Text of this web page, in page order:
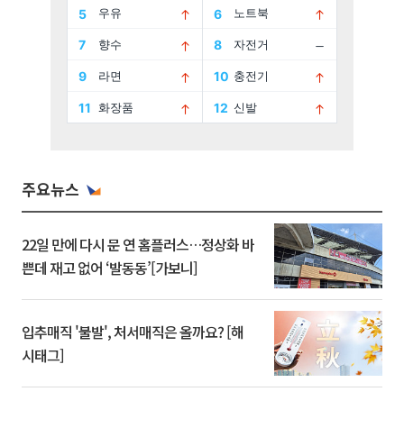
주요뉴스
22일 만에 다시 문 연 홈플러스…정상화 바
쁜데 재고 없어 ‘발동동’[가보니]
입추매직 '불발', 처서매직은 올까요? [해
시태그]